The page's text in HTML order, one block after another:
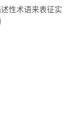
性术语来表征实